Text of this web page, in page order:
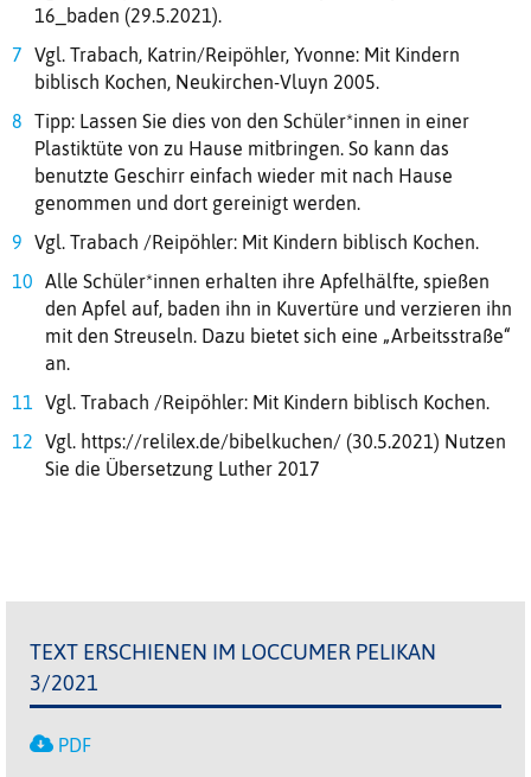
16_baden (29.5.2021).
Vgl. Trabach, Katrin/Reipöhler, Yvonne: Mit Kindern
biblisch Kochen, Neukirchen-Vluyn 2005.
Tipp: Lassen Sie dies von den Schüler*innen in einer
Plastiktüte von zu Hause mitbringen. So kann das
benutzte Geschirr einfach wieder mit nach Hause
genommen und dort gereinigt werden.
Vgl. Trabach /Reipöhler: Mit Kindern biblisch Kochen.
Alle Schüler*innen erhalten ihre Apfelhälfte, spießen
den Apfel auf, baden ihn in Kuvertüre und verzieren ihn
mit den Streuseln. Dazu bietet sich eine „Arbeitsstraße“
an.
Vgl. Trabach /Reipöhler: Mit Kindern biblisch Kochen.
Vgl. https://relilex.de/bibelkuchen/ (30.5.2021) Nutzen
Sie die Übersetzung Luther 2017
TEXT ERSCHIENEN IM LOCCUMER PELIKAN
3/2021
PDF